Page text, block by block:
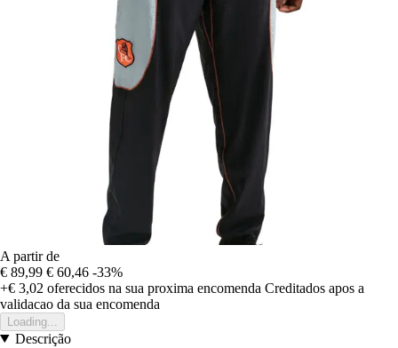
A partir de
€ 89,99 € 60,46 -33%
+€ 3,02 oferecidos na sua proxima encomenda Creditados apos a
validacao da sua encomenda
Loading...
Descrição